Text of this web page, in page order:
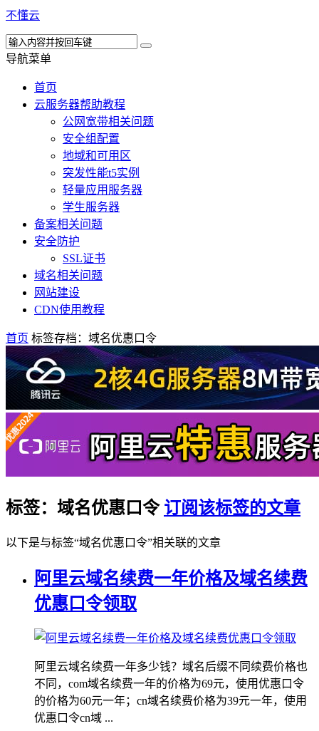
不懂云
导航菜单
首页
云服务器帮助教程
公网宽带相关问题
安全组配置
地域和可用区
突发性能t5实例
轻量应用服务器
学生服务器
备案相关问题
安全防护
SSL证书
域名相关问题
网站建设
CDN使用教程
首页 标签存档：域名优惠口令
标签：域名优惠口令 订阅该标签的文章
以下是与标签“域名优惠口令”相关联的文章
阿里云域名续费一年价格及域名续费
优惠口令领取
阿里云域名续费一年多少钱？域名后缀不同续费价格也
不同，com域名续费一年的价格为69元，使用优惠口令
的价格为60元一年；cn域名续费价格为39元一年，使用
优惠口令cn域 ...